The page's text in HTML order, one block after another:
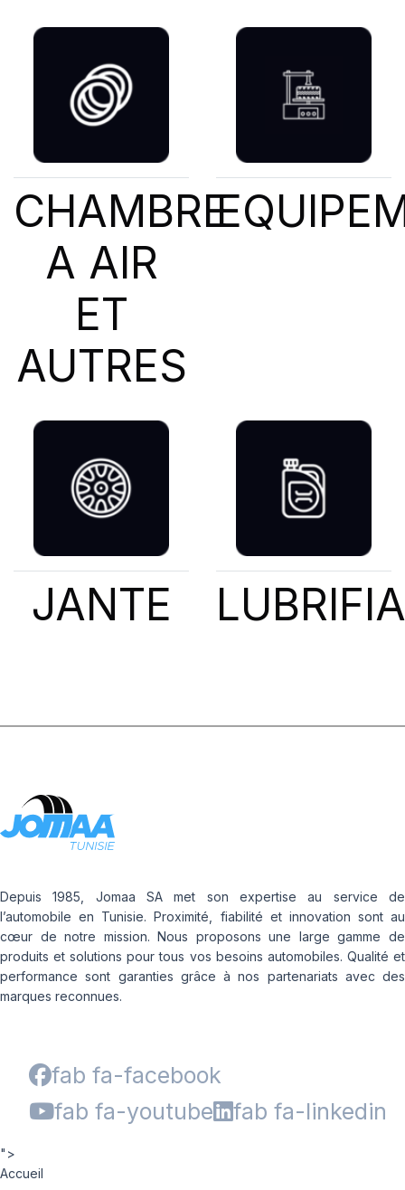
CHAMBRE
A AIR
ET
AUTRES
JANTE
Depuis 1985, Jomaa SA met son expertise au service de
l’automobile en Tunisie. Proximité, fiabilité et innovation sont au
cœur de notre mission. Nous proposons une large gamme de
produits et solutions pour tous vos besoins automobiles. Qualité et
performance sont garanties grâce à nos partenariats avec des
marques reconnues.
fab fa-facebook
fab fa-youtube
fab fa-linkedin
">
Accueil